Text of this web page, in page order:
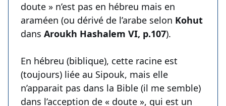
doute » n’est pas en hébreu mais en
araméen (ou dérivé de l’arabe selon Kohut
dans Aroukh Hashalem VI, p.107).
En hébreu (biblique), cette racine est
(toujours) liée au Sipouk, mais elle
n’apparait pas dans la Bible (il me semble)
dans l’acception de « doute », qui est un